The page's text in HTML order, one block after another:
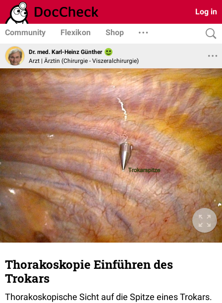
Log in
Community Flexikon Shop
Dr. med. Karl-Heinz Günther
Arzt | Ärztin (Chirurgie - Viszeralchirurgie)
Thorakoskopie Einführen des
Trokars
Thorakoskopische Sicht auf die Spitze eines Trokars.